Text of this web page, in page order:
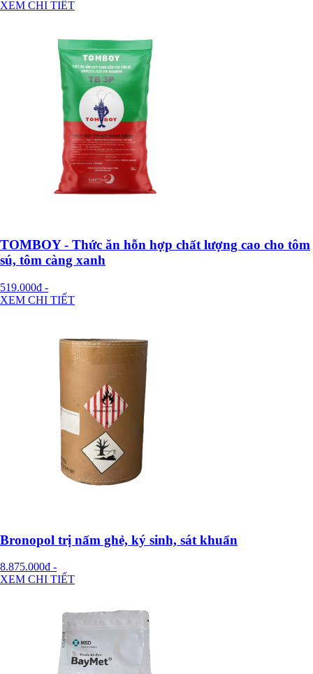
XEM CHI TIẾT
TOMBOY - Thức ăn hỗn hợp chất lượng cao cho tôm
sú, tôm càng xanh
519.000đ -
XEM CHI TIẾT
Bronopol trị nấm ghẻ, ký sinh, sát khuẩn
8.875.000đ -
XEM CHI TIẾT